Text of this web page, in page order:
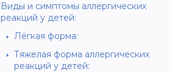
Виды и симптомы аллергических
реакций у детей:
Лёгкая форма:
Тяжелая форма аллергических
реакций у детей: